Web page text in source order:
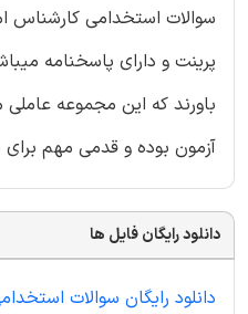
سوالات استخدامی کارشناس
پرینت و دارای پاسخنامه
باورند که این مجموعه
آزمون بوده و قدمی مهم
دانلود رایگان فایل ها
دانلود رایگان سوالات